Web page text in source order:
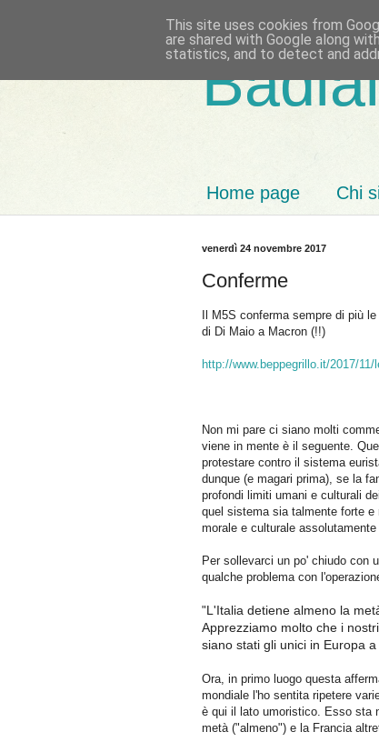
Home page Chi
venerdì 24 novembre 2017
Conferme
Il M5S conferma sempre di più
di Di Maio a Macron (!!)
http://www.beppegrillo.it/2017/
Non mi pare ci siano molti
viene in mente è il seguente.
protestare contro il sistema
dunque (e magari prima), se la
profondi limiti umani e culturali
quel sistema sia talmente forte e
morale e culturale assolutamente
Per sollevarci un po' chiudo con
qualche problema con
"L'Italia detiene almeno la
Apprezziamo molto che i
siano stati gli unici in Europa
Ora, in primo luogo questa
mondiale l'ho sentita ripetere
è qui il lato umoristico. Esso sta
metà ("almeno") e la Francia
This site uses cookies from
are shared with Google along
statistics, and to detect and